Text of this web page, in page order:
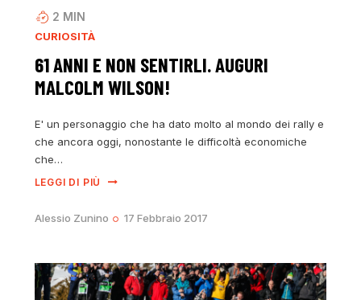
2 MIN
CURIOSITÀ
61 ANNI E NON SENTIRLI. AUGURI
MALCOLM WILSON!
E' un personaggio che ha dato molto al mondo dei rally e
che ancora oggi, nonostante le difficoltà economiche
che…
LEGGI DI PIÙ
Alessio Zunino 17 Febbraio 2017